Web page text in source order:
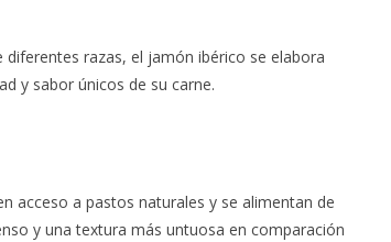
razas, el jamón ibérico se elabora
y sabor únicos de su carne.
acceso a pastos naturales y se alimentan de
y una textura más untuosa en comparación